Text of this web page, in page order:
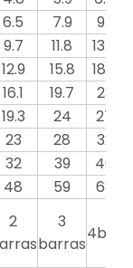
6.5 7.9 9.1
9.7 11.8 13.7
12.9 15.8 18.2
16.1 19.7 23
19.3 24
27
23 28 32
32 39
46
48 59 68
2
3
barras
4bar